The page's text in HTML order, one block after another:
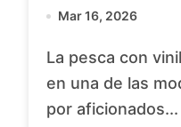
Mar 16, 2026
La pesca con vinilos se ha convertido
en una de las
por aficionados...